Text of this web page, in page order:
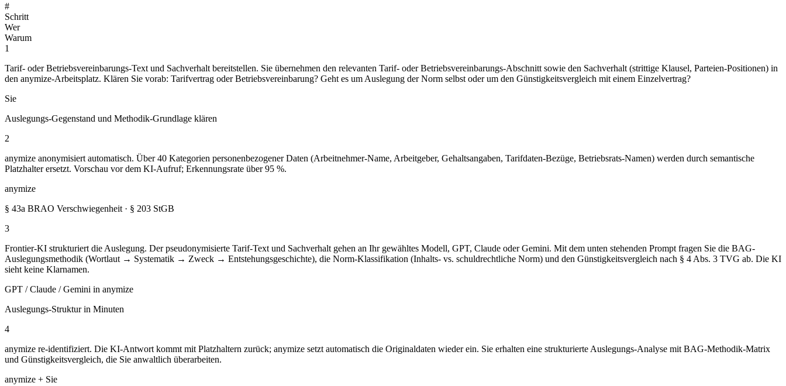
#
Schritt
Wer
Warum
1
Tarif- oder Betriebsvereinbarungs-Text und Sachverhalt bereitstellen. Sie übernehmen den relevanten Tarif- oder Betriebsvereinbarungs-Abschnitt sowie den Sachverhalt (strittige Klausel, Parteien-Positionen) in
den anymize-Arbeitsplatz. Klären Sie vorab: Tarifvertrag oder Betriebsvereinbarung? Geht es um Auslegung der Norm selbst oder um den Günstigkeitsvergleich mit einem Einzelvertrag?
Sie
Auslegungs-Gegenstand und Methodik-Grundlage klären
2
anymize anonymisiert automatisch. Über 40 Kategorien personenbezogener Daten (Arbeitnehmer-Name, Arbeitgeber, Gehaltsangaben, Tarifdaten-Bezüge, Betriebsrats-Namen) werden durch semantische
Platzhalter ersetzt. Vorschau vor dem KI-Aufruf; Erkennungsrate über 95 %.
anymize
§ 43a BRAO Verschwiegenheit · § 203 StGB
3
Frontier-KI strukturiert die Auslegung. Der pseudonymisierte Tarif-Text und Sachverhalt gehen an Ihr gewähltes Modell, GPT, Claude oder Gemini. Mit dem unten stehenden Prompt fragen Sie die BAG-
Auslegungsmethodik (Wortlaut → Systematik → Zweck → Entstehungsgeschichte), die Norm-Klassifikation (Inhalts- vs. schuldrechtliche Norm) und den Günstigkeitsvergleich nach § 4 Abs. 3 TVG ab. Die KI
sieht keine Klarnamen.
GPT / Claude / Gemini in anymize
Auslegungs-Struktur in Minuten
4
anymize re-identifiziert. Die KI-Antwort kommt mit Platzhaltern zurück; anymize setzt automatisch die Originaldaten wieder ein. Sie erhalten eine strukturierte Auslegungs-Analyse mit BAG-Methodik-Matrix
und Günstigkeitsvergleich, die Sie anwaltlich überarbeiten.
anymize + Sie